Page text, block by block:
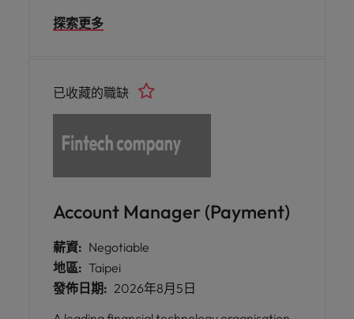
Machine Learning, Generative AI, Agentic
challenges. This role offers exposure to
large-scale data, production AI systems, and
cutting-edge technologies within a stable
organisation that values innovation,
collaboration, and long-term growth.
探索更多
Account Manager (Payment)
已收藏的職缺
薪資: Negotiable
地區: Taipei
發佈日期: 2026年8月5日